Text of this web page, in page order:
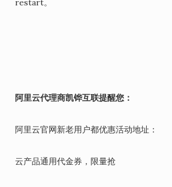
restart。
阿里云代理商凯铧互联提醒您：
阿里云官网新老用户都优惠活动地址：
云产品通用代金券，限量抢